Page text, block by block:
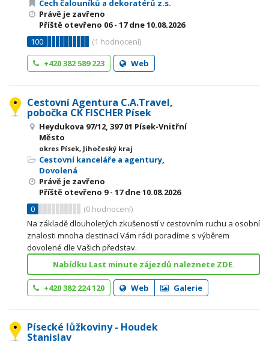
Cech čalouníků a dekoratérů z.s.
Právě je zavřeno
Příště otevřeno 06 - 17dne 10.08.2026
100
(1 hodnocení)
+420 382 589 223
Web
Cestovní Agentura C.A.Travel,
pobočka CK FISCHER Písek
Heydukova 97/12, 397 01 Písek-Vnitřní
Město
okres Písek, Jihočeský kraj
Cestovní kanceláře a agentury,
Dovolená
Právě je zavřeno
Příště otevřeno 9 - 17dne 10.08.2026
0
(0 hodnocení)
Na základě dlouholetých zkušeností v cestovním ruchu a osobní
znalosti mnoha destinací Vám rádi poradíme s výběrem
dovolené dle Vašich představ.
Nabídku Last minute zájezdů naleznete ZDE.
+420 382 224 120 Web Galerie
Písecké lůžkoviny - Houdek
Stanislav